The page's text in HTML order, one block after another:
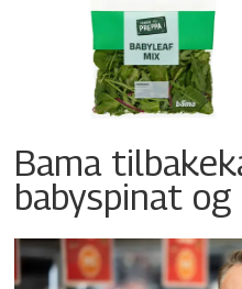
Bama
babyspinat